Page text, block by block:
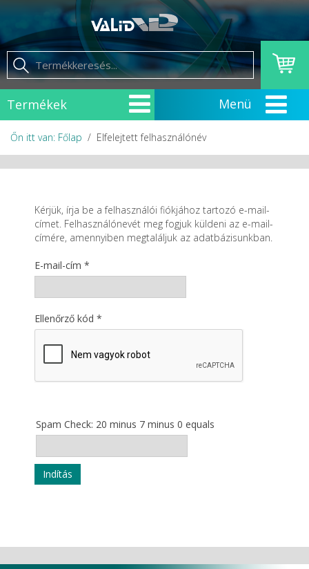
Termékek
Őn itt van: Főlap Elfelejtett felhasználónév
Kérjük, írja be a felhasználói fiókjához tartozó e-mail-
címet. Felhasználónevét meg fogjuk küldeni az e-mail-
címére, amennyiben megtaláljuk az adatbázisunkban.
E-mail-cím *
Ellenőrző kód *
Spam Check: 20 minus 7 minus 0 equals
Indítás